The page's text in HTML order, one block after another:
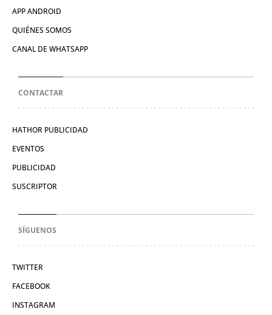
APP ANDROID
QUIÉNES SOMOS
CANAL DE WHATSAPP
CONTACTAR
HATHOR PUBLICIDAD
EVENTOS
PUBLICIDAD
SUSCRIPTOR
SÍGUENOS
TWITTER
FACEBOOK
INSTAGRAM